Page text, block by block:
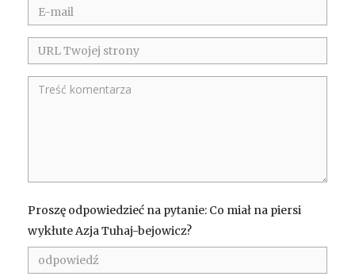
Proszę odpowiedzieć na pytanie: Co miał na piersi
wykłute Azja Tuhaj-bejowicz?